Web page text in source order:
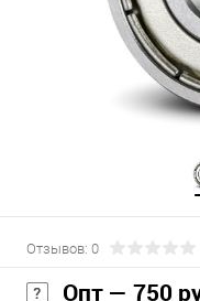
Отзывов: 0
Опт — 750